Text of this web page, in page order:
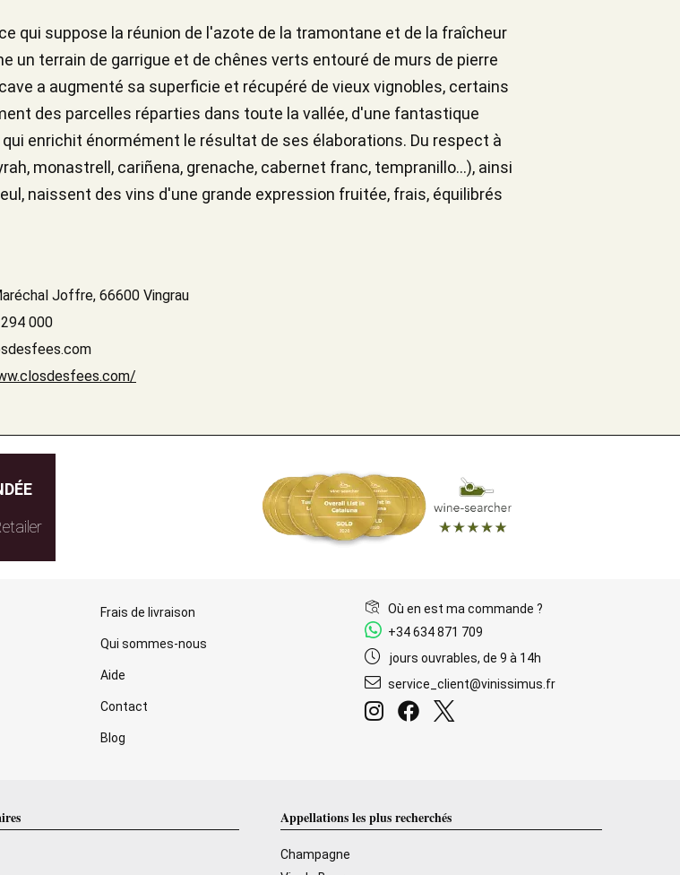
qui suppose la réunion de l'azote de la tramontane et de la fraîcheur
un terrain de garrigue et de chênes verts entouré de murs de pierre
a augmenté sa superficie et récupéré de vieux vignobles, certains
des parcelles réparties dans toute la vallée, d'une fantastique
enrichit énormément le résultat de ses élaborations. Du respect à
monastrell, cariñena, grenache, cabernet franc, tempranillo...), ainsi
naissent des vins d'une grande expression fruitée, frais, équilibrés
Joffre, 66600 Vingrau
000
Frais de livraison
Qui sommes-nous
Aide
Contact
Blog
Où en est ma commande ?
+34 634 871 709
jours ouvrables, de 9 à 14h
service_client@vinissimus.fr
Appellations les plus recherchés
Champagne